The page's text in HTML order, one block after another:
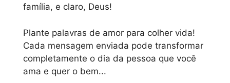
família, e claro, Deus!
Plante palavras de amor para colher vida!
Cada mensagem enviada pode transformar
completamente o dia da pessoa que você
ama e quer o bem...